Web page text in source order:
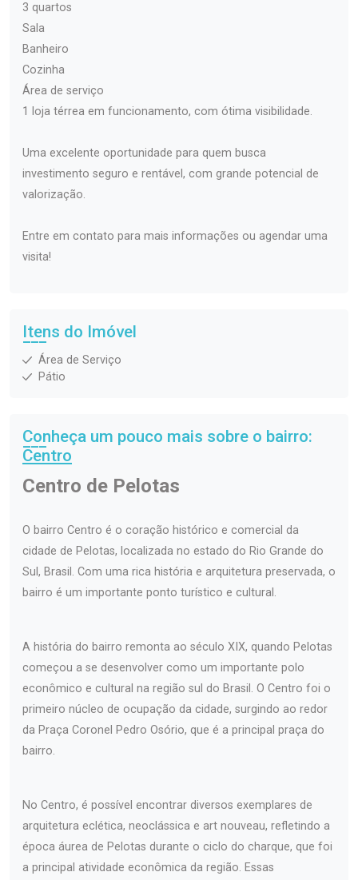
3 quartos
Sala
Banheiro
Cozinha
Área de serviço
1 loja térrea em funcionamento, com ótima visibilidade.
Uma excelente oportunidade para quem busca
investimento seguro e rentável, com grande potencial de
valorização.
Entre em contato para mais informações ou agendar uma
visita!
Itens do Imóvel
Área de Serviço
Pátio
Conheça um pouco mais sobre o bairro:
Centro
Centro de Pelotas
O bairro Centro é o coração histórico e comercial da
cidade de Pelotas, localizada no estado do Rio Grande do
Sul, Brasil. Com uma rica história e arquitetura preservada, o
bairro é um importante ponto turístico e cultural.
A história do bairro remonta ao século XIX, quando Pelotas
começou a se desenvolver como um importante polo
econômico e cultural na região sul do Brasil. O Centro foi o
primeiro núcleo de ocupação da cidade, surgindo ao redor
da Praça Coronel Pedro Osório, que é a principal praça do
bairro.
No Centro, é possível encontrar diversos exemplares de
arquitetura eclética, neoclássica e art nouveau, refletindo a
época áurea de Pelotas durante o ciclo do charque, que foi
a principal atividade econômica da região. Essas